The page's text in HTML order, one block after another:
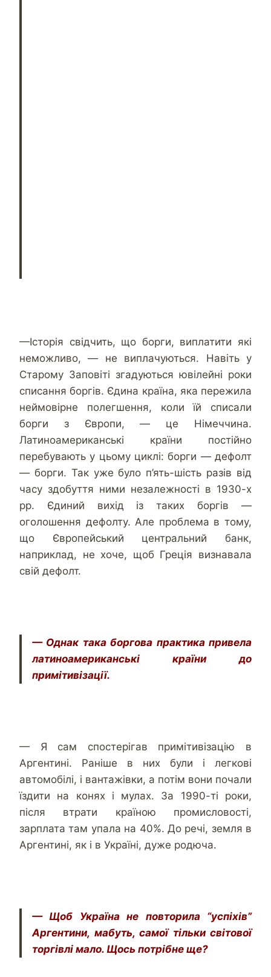
—Історія свідчить, що борги, виплатити які
неможливо, — не виплачуються. Навіть у
Старому Заповіті згадуються ювілейні роки
списання боргів. Єдина країна, яка пережила
неймовірне полегшення, коли їй списали
борги з Європи, — це Німеччина.
Латиноамериканські країни постійно
перебувають у цьому циклі: борги — дефолт
— борги. Так уже було п’ять-шість разів від
часу здобуття ними незалежності в 1930-х
рр. Єдиний вихід із таких боргів —
оголошення дефолту. Але проблема в тому,
що Європейський центральний банк,
наприклад, не хоче, щоб Греція визнавала
свій дефолт.
— Однак така боргова практика привела
латиноамериканські країни до
примітивізації.
— Я сам спостерігав примітивізацію в
Аргентині. Раніше в них були і легкові
автомобілі, і вантажівки, а потім вони почали
їздити на конях і мулах. За 1990-ті роки,
після втрати країною промисловості,
зарплата там упала на 40%. До речі, земля в
Аргентині, як і в Україні, дуже родюча.
— Щоб Україна не повторила “успіхів”
Аргентини, мабуть, самої тільки світової
торгівлі мало. Щось потрібне ще?